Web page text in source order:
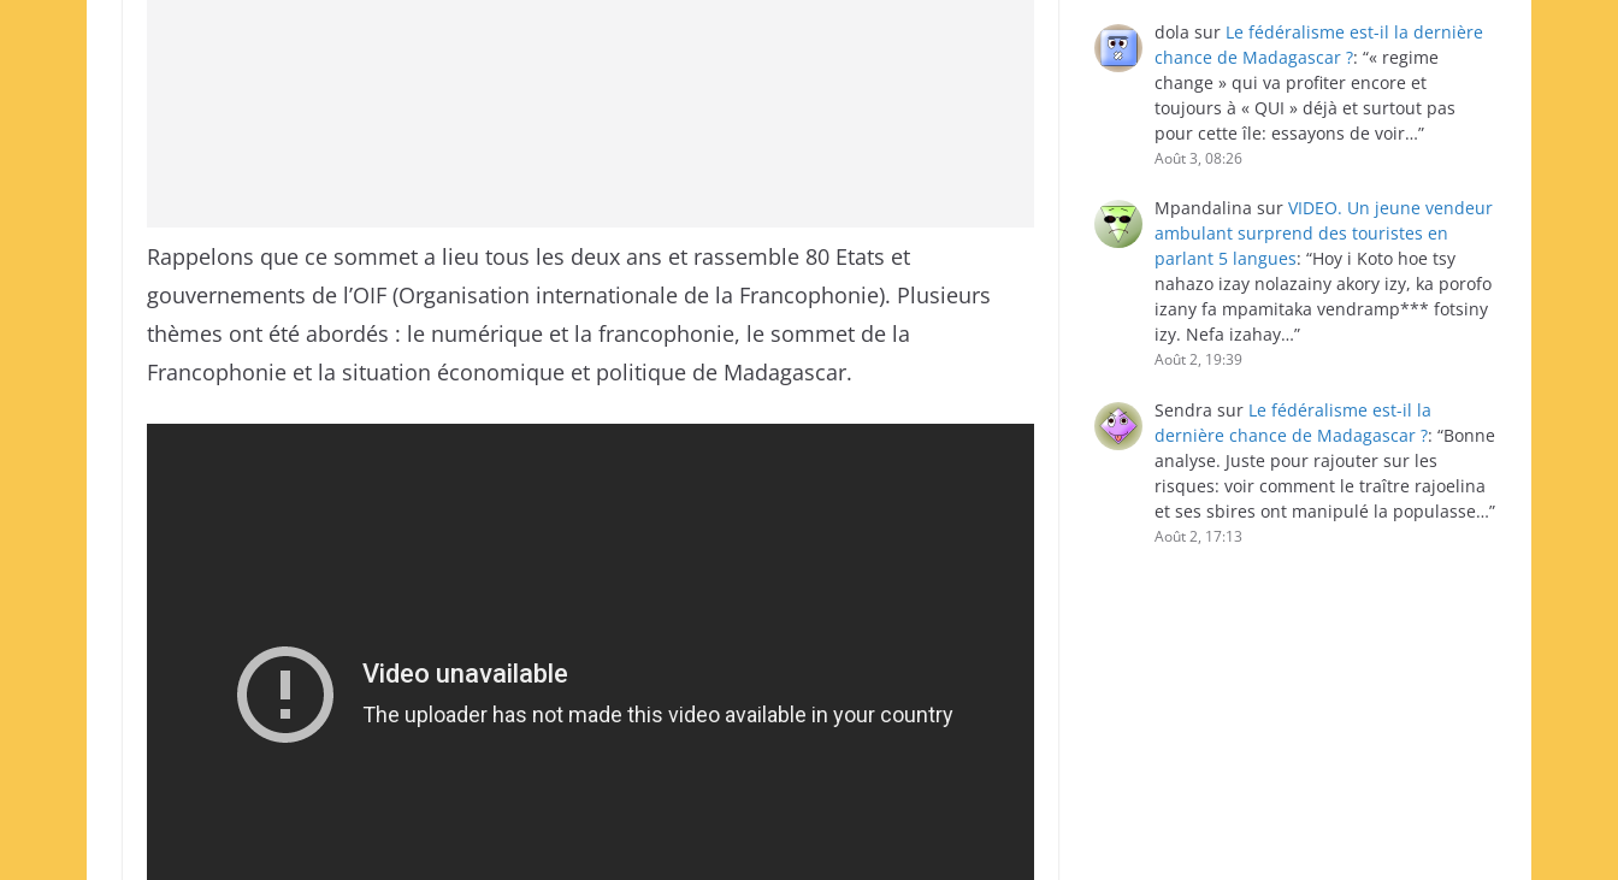
Rappelons que ce sommet a lieu tous les deux ans et rassemble 80 Etats et
gouvernements de l’OIF (Organisation internationale de la Francophonie). Plusieurs
thèmes ont été abordés : le numérique et la francophonie, le sommet de la
Francophonie et la situation économique et politique de Madagascar.
dola sur Le fédéralisme est-il la dernière
chance de Madagascar ?: “« regime
change » qui va profiter encore et
toujours à « QUI » déjà et surtout pas
pour cette île: essayons de voir…”
Août 3, 08:26
Mpandalina sur VIDEO. Un jeune vendeur
ambulant surprend des touristes en
parlant 5 langues: “Hoy i Koto hoe tsy
nahazo izay nolazainy akory izy, ka porofo
izany fa mpamitaka vendramp*** fotsiny
izy. Nefa izahay…”
Août 2, 19:39
Sendra sur Le fédéralisme est-il la
dernière chance de Madagascar ?: “Bonne
analyse. Juste pour rajouter sur les
risques: voir comment le traître rajoelina
et ses sbires ont manipulé la populasse…”
Août 2, 17:13